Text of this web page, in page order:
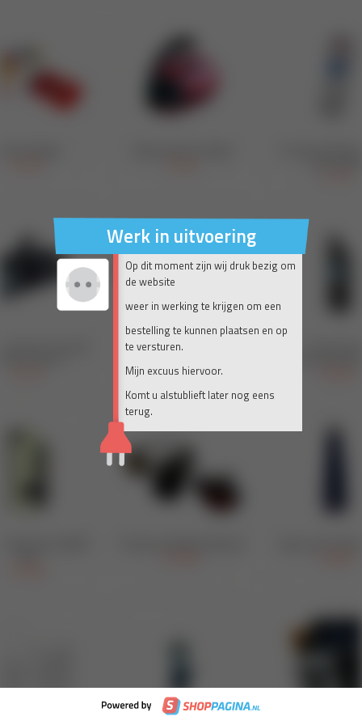
Werk in uitvoering
Op dit moment zijn wij druk bezig om
de website
weer in werking te krijgen om een
bestelling te kunnen plaatsen en op
te versturen.
Mijn excuus hiervoor.
Komt u alstublieft later nog eens
terug.